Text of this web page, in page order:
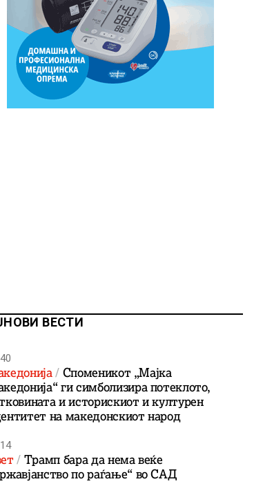
ВЕСТИ
Споменикот „Мајка
ги симболизира потеклото,
и историскиот и културен
на македонскиот народ
Трамп бара да нема веќе
по раѓање“ во САД